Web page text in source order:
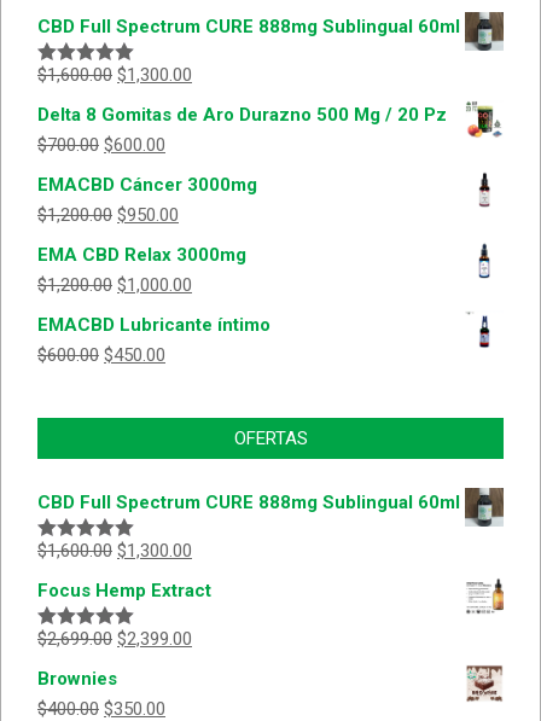
CBD Full Spectrum CURE 888mg Sublingual 60ml
Valorado
5
$1,600.00 $1,300.00
Delta 8 Gomitas de Aro Durazno 500 Mg / 20 Pz
$700.00 $600.00
EMACBD Cáncer 3000mg
$1,200.00 $950.00
EMA CBD Relax 3000mg
$1,200.00 $1,000.00
EMACBD Lubricante íntimo
$600.00 $450.00
OFERTAS
CBD Full Spectrum CURE 888mg Sublingual 60ml
Valorado
5
$1,600.00 $1,300.00
Focus Hemp Extract
Valorado
5
$2,699.00 $2,399.00
Brownies
$400.00 $350.00